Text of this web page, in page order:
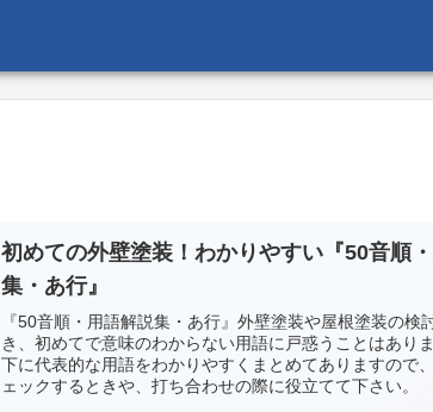
初めての外壁塗装！わかりやすい『50音順
集・あ行』
『50音順・用語解説集・あ行』外壁塗装や屋根塗装の検
き、初めてで意味のわからない用語に戸惑うことはあり
下に代表的な用語をわかりやすくまとめてありますので
ェックするときや、打ち合わせの際に役立てて下さい。